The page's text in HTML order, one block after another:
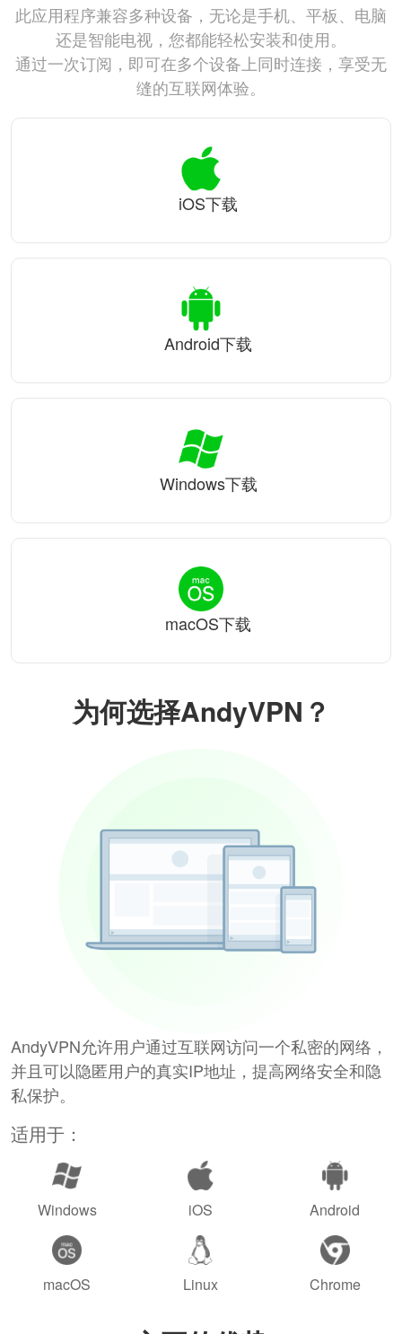
为何选择AndyVPN？
AndyVPN允许用户通过互联网访问一个私密的网络，
并且可以隐匿用户的真实IP地址，提高网络安全和隐
私保护。
适用于：
Windows iOS Android
macOS Linux Chrome
此应用程序兼容多种设备，无论是手机、平板、电脑
还是智能电视，您都能轻松安装和使用。
通过一次订阅，即可在多个设备上同时连接，享受无
缝的互联网体验。
iOS下载
Android下载
Windows下载
macOS下载